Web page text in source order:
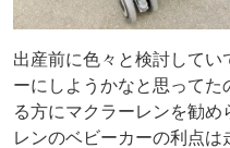
出産前に色々と検討してい
ーにしようかなと思って
る方にマクラーレンを勧
レンのベビーカーの利点